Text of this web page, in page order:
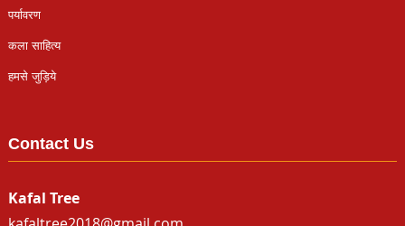
पर्यावरण
कला साहित्य
हमसे जुड़िये
Contact Us
Kafal Tree